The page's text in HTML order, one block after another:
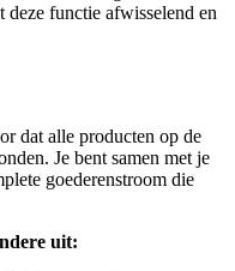
deze functie afwisselend en
dat alle producten op de
Je bent samen met je
goederenstroom die
uit: